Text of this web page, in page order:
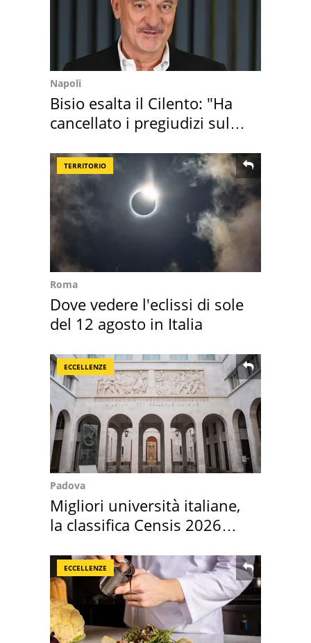
Napoli
Bisio esalta il Cilento: "Ha
cancellato i pregiudizi sul
TERRITORIO
Roma
Dove vedere l'eclissi di sole
del 12 agosto in Italia
ECCELLENZE
Padova
Migliori università italiane,
la classifica Censis 2026
ECCELLENZE